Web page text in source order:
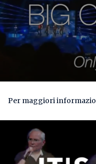
Per maggiori